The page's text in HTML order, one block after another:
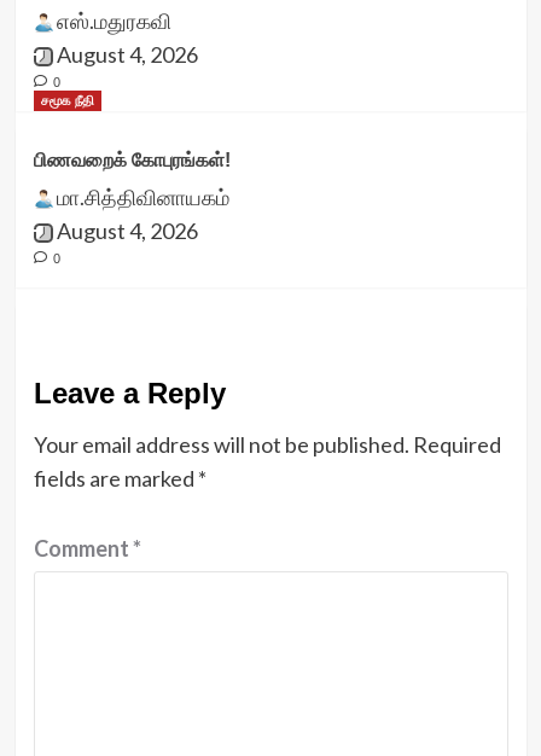
எஸ்.மதுரகவி
August 4, 2026
0
சமூக நீதி
பிணவறைக் கோபுரங்கள்!
மா.சித்திவினாயகம்
August 4, 2026
0
Leave a Reply
Your email address will not be published. Required
fields are marked *
Comment*